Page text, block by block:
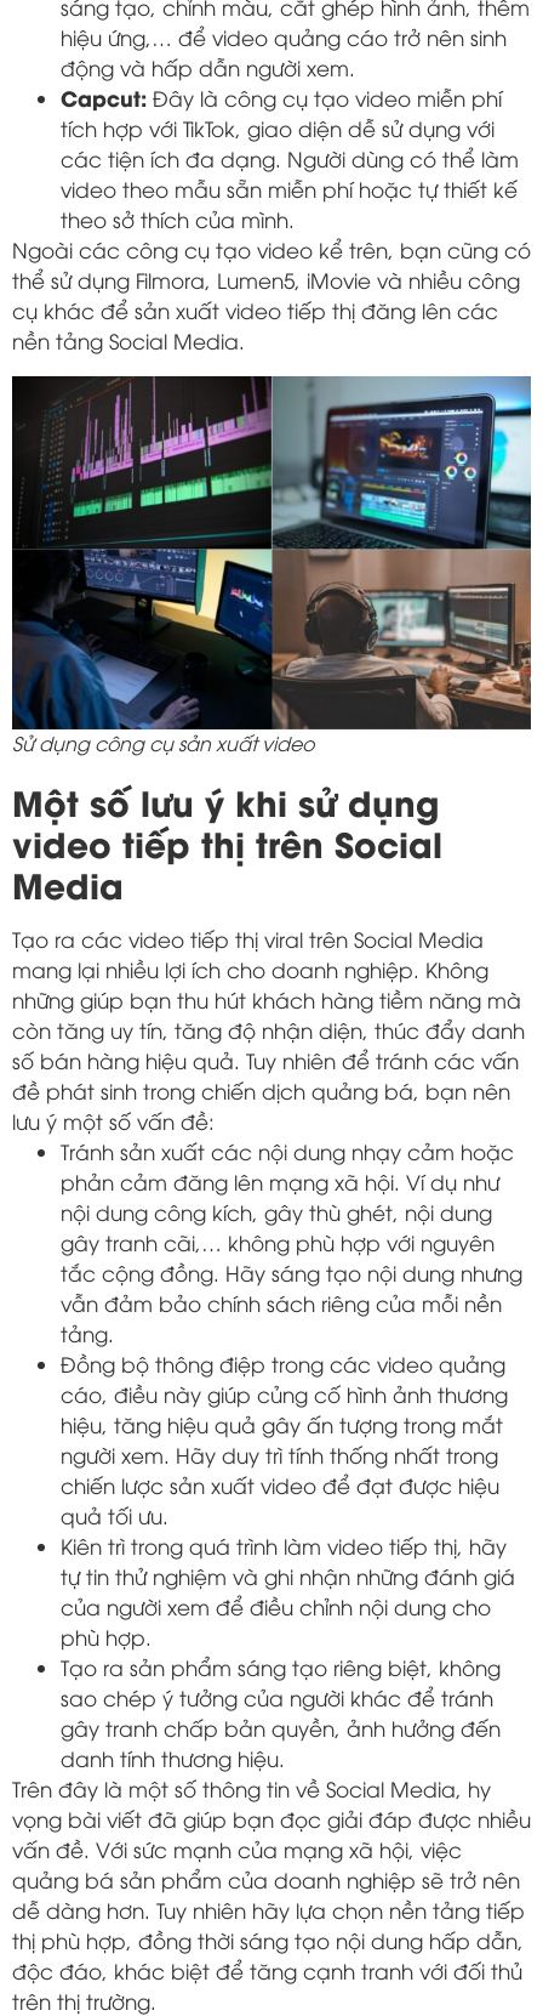
sáng tạo, chỉnh màu, cắt ghép hình ảnh, thêm
hiệu ứng,… để video quảng cáo trở nên sinh
động và hấp dẫn người xem.
Capcut: Đây là công cụ tạo video miễn phí
tích hợp với TikTok, giao diện dễ sử dụng với
các tiện ích đa dạng. Người dùng có thể làm
video theo mẫu sẵn miễn phí hoặc tự thiết kế
theo sở thích của mình.
Ngoài các công cụ tạo video kể trên, bạn cũng có
thể sử dụng Filmora, Lumen5, iMovie và nhiều công
cụ khác để sản xuất video tiếp thị đăng lên các
nền tảng Social Media.
Sử dụng công cụ sản xuất video
Một số lưu ý khi sử dụng
video tiếp thị trên Social
Media
Tạo ra các video tiếp thị viral trên Social Media
mang lại nhiều lợi ích cho doanh nghiệp. Không
những giúp bạn thu hút khách hàng tiềm năng mà
còn tăng uy tín, tăng độ nhận diện, thúc đẩy danh
số bán hàng hiệu quả. Tuy nhiên để tránh các vấn
đề phát sinh trong chiến dịch quảng bá, bạn nên
lưu ý một số vấn đề:
Tránh sản xuất các nội dung nhạy cảm hoặc
phản cảm đăng lên mạng xã hội. Ví dụ như
nội dung công kích, gây thù ghét, nội dung
gây tranh cãi,… không phù hợp với nguyên
tắc cộng đồng. Hãy sáng tạo nội dung nhưng
vẫn đảm bảo chính sách riêng của mỗi nền
tảng.
Đồng bộ thông điệp trong các video quảng
cáo, điều này giúp củng cố hình ảnh thương
hiệu, tăng hiệu quả gây ấn tượng trong mắt
người xem. Hãy duy trì tính thống nhất trong
chiến lược sản xuất video để đạt được hiệu
quả tối ưu.
Kiên trì trong quá trình làm video tiếp thị, hãy
tự tin thử nghiệm và ghi nhận những đánh giá
của người xem để điều chỉnh nội dung cho
phù hợp.
Tạo ra sản phẩm sáng tạo riêng biệt, không
sao chép ý tưởng của người khác để tránh
gây tranh chấp bản quyền, ảnh hưởng đến
danh tính thương hiệu.
Trên đây là một số thông tin về Social Media, hy
vọng bài viết đã giúp bạn đọc giải đáp được nhiều
vấn đề. Với sức mạnh của mạng xã hội, việc
quảng bá sản phẩm của doanh nghiệp sẽ trở nên
dễ dàng hơn. Tuy nhiên hãy lựa chọn nền tảng tiếp
thị phù hợp, đồng thời sáng tạo nội dung hấp dẫn,
độc đáo, khác biệt để tăng cạnh tranh với đối thủ
trên thị trường.